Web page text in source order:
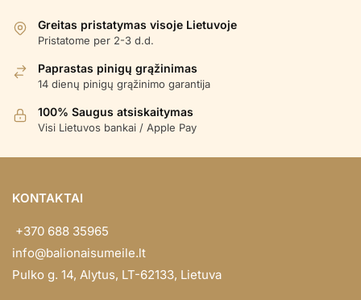
Greitas pristatymas visoje Lietuvoje
Pristatome per 2-3 d.d.
Paprastas pinigų grąžinimas
14 dienų pinigų grąžinimo garantija
100% Saugus atsiskaitymas
Visi Lietuvos bankai / Apple Pay
KONTAKTAI
+370 688 35965
info@balionaisumeile.lt
Pulko g. 14, Alytus, LT-62133, Lietuva